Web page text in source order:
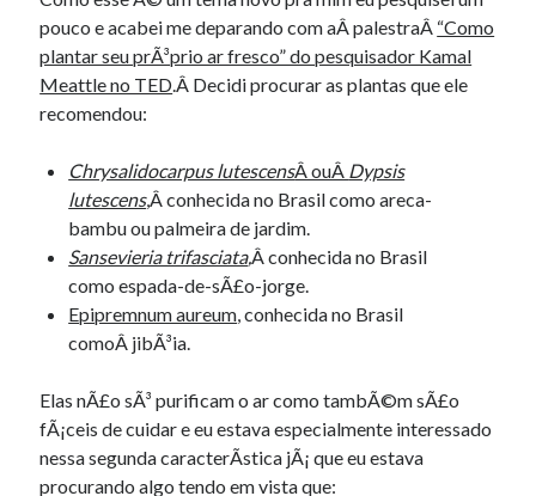
Douglas Adams on the English–American cultural divide over “heroes”
Drawing: chibi in 2 heads proportion
a page that downloads itself
misery loves company
3 keys and knob keyboard
Expedition in the Red Sea, 1963
pouco e acabei me deparando com aÂ palestraÂ “Como
plantar seu prÃ³prio ar fresco” do pesquisador Kamal
Meattle no TED.Â Decidi procurar as plantas que ele
recomendou:
Chrysalidocarpus lutescensÂ ouÂ Dypsis
lutescens,Â conhecida no Brasil como areca-
bambu ou palmeira de jardim.
Sansevieria trifasciata,Â conhecida no Brasil
como espada-de-sÃ£o-jorge.
Epipremnum aureum, conhecida no Brasil
comoÂ jibÃ³ia.
Elas nÃ£o sÃ³ purificam o ar como tambÃ©m sÃ£o
fÃ¡ceis de cuidar e eu estava especialmente interessado
nessa segunda caracterÃ­stica jÃ¡ que eu estava
procurando algo tendo em vista que: